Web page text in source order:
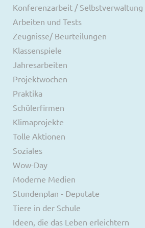
Konferenzarbeit / Selbstverwaltung
Arbeiten und Tests
Zeugnisse/ Beurteilungen
Klassenspiele
Jahresarbeiten
Projektwochen
Praktika
Schülerfirmen
Klimaprojekte
Tolle Aktionen
Soziales
Wow-Day
Moderne Medien
Stundenplan - Deputate
Tiere in der Schule
Ideen, die das Leben erleichtern